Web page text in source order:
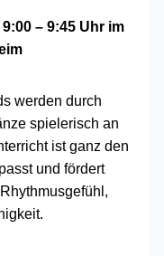
– 9:45 Uhr im
werden durch
spielerisch an
ist ganz den
und fördert